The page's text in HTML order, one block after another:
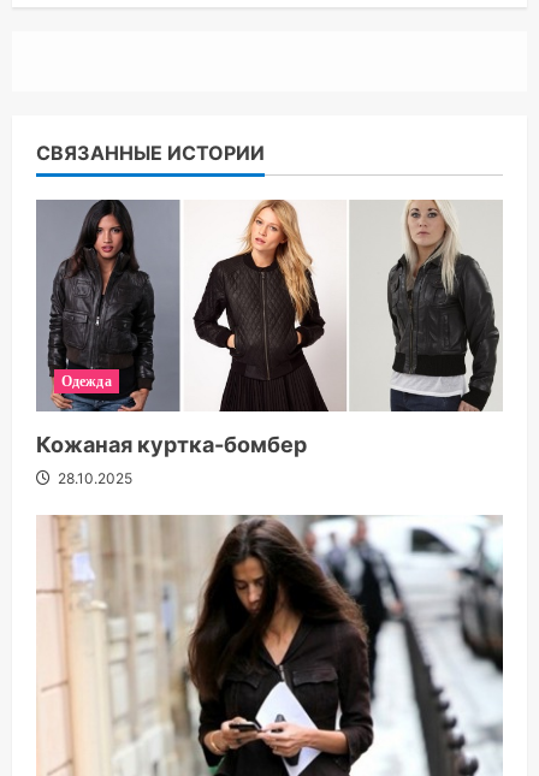
СВЯЗАННЫЕ ИСТОРИИ
Одежда
Кожаная куртка-бомбер
28.10.2025